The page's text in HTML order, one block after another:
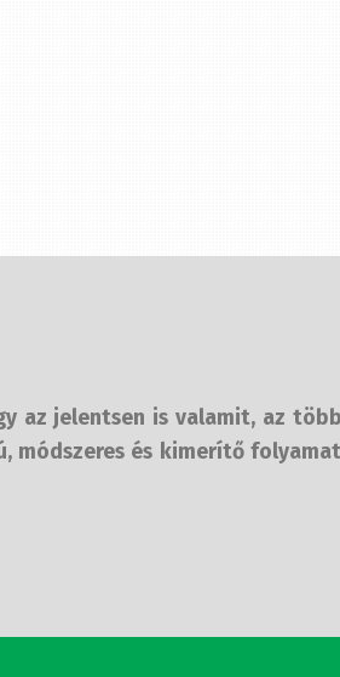
az jelentsen is valamit, az
és kimerítő